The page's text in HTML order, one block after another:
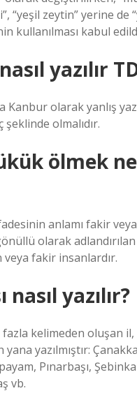
“yeşil zeytin” yerine de
kullanılması kabul
yazılır
Kanbur olarak yanlış
şeklinde olmalıdır.
ölmek ne
anlamı fakir
olarak
fakir insanlardır.
nasıl yazılır?
fazla kelimeden oluşan il,
yana yazılmıştır:
Pınarbaşı,
vb.